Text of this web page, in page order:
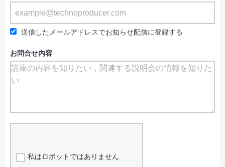
送信したメールアドレスでお知らせ配信に登録する
お問合せ内容
私はロボットではありません